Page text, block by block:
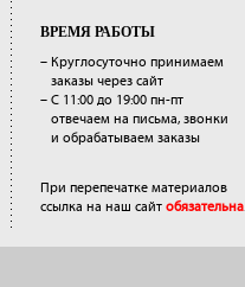
ВРЕМЯ РАБОТЫ
– Круглосуточно принимаем
заказы через сайт
– С 11:00 до 19:00 пн-пт
отвечаем на письма, звонки
и обрабатываем заказы
При перепечатке материалов
ссылка на наш сайт обязательна.